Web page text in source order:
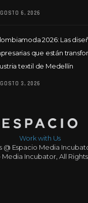
6, 2026
2026: Las
que están
textil de Medellín
3, 2026
Work with Us
@ Espacio Media
Media Incubator, All